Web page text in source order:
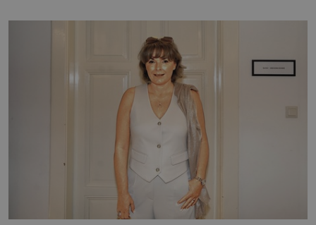
mi knihy, práce a hlavně klid. Hned po studiích jsem